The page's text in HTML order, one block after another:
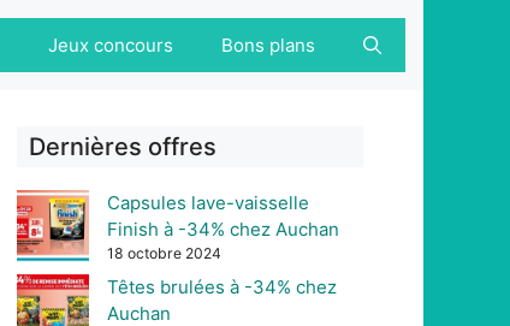
Jeux concours Bons plans
Dernières offres
Capsules lave-vaisselle
Finish à -34% chez Auchan
18 octobre 2024
Têtes brulées à -34% chez
Auchan